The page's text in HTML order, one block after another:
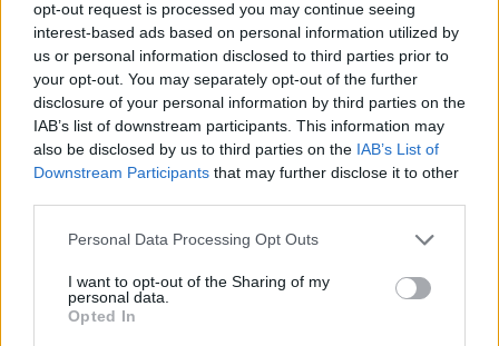
opt-out request is processed you may continue seeing
interest-based ads based on personal information utilized by
us or personal information disclosed to third parties prior to
your opt-out. You may separately opt-out of the further
disclosure of your personal information by third parties on the
IAB’s list of downstream participants. This information may
also be disclosed by us to third parties on the IAB’s List of
Downstream Participants that may further disclose it to other
Personal Data Processing Opt Outs
I want to opt-out of the Sharing of my
personal data.
Opted In